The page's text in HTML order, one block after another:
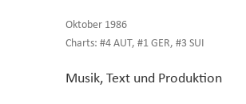
Oktober 1986
Charts: #4 AUT, #1 GER, #3 SUI
Musik, Text und Produktion